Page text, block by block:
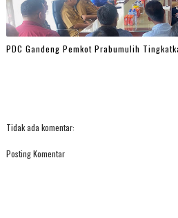
PDC Gandeng Pemkot Prabumulih
Tidak ada komentar:
Posting Komentar